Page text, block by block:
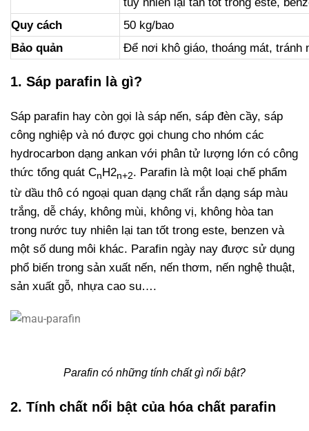
Quy cách
50 kg/bao
Bảo quản
Để nơi khô giáo, thoáng mát, tránh
1. Sáp parafin là gì?
Sáp parafin hay còn gọi là sáp nến, sáp đèn cầy, sáp
công nghiệp và nó được gọi chung cho nhóm các
hydrocarbon dạng ankan với phân tử lượng lớn có công
thức tổng quát CnH2n+2. Parafin là một loại chế phẩm
từ dầu thô có ngoại quan dạng chất rắn dạng sáp màu
trắng, dễ cháy, không mùi, không vị, không hòa tan
trong nước tuy nhiên lại tan tốt trong este, benzen và
một số dung môi khác. Parafin ngày nay được sử dụng
phổ biến trong sản xuất nến, nến thơm, nến nghệ thuật,
sản xuất gỗ, nhựa cao su….
Parafin có những tính chất gì nổi bật?
2. Tính chất nổi bật của hóa chất parafin